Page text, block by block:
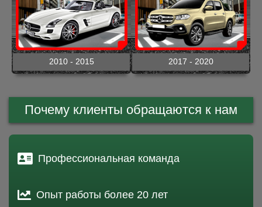
2010 - 2015 2017 - 2020
Почему клиенты обращаются к нам
Профессиональная команда
Опыт работы более 20 лет